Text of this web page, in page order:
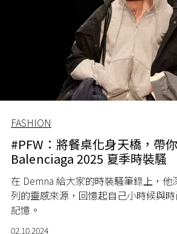
FASHION
#PFW：將餐桌化身天橋，帶
Balenciaga 2025 夏季時裝騷
在 Demna 給大家的時裝騷筆錄上，他
列的靈感來源，回憶起自己小時候與
記憶。
02.10.2024